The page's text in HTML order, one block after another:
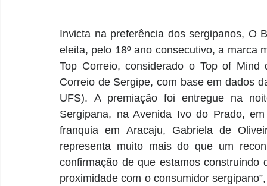
Invicta na preferência dos sergipanos, O
eleita, pelo 18º ano consecutivo, a marca
Top Correio, considerado o Top of
Correio de Sergipe, com base em dados
UFS). A premiação foi entregue na
Sergipana, na Avenida Ivo do Prado,
franquia em Aracaju, Gabriela de
representa muito mais do que um
confirmação de que estamos
proximidade com o consumidor